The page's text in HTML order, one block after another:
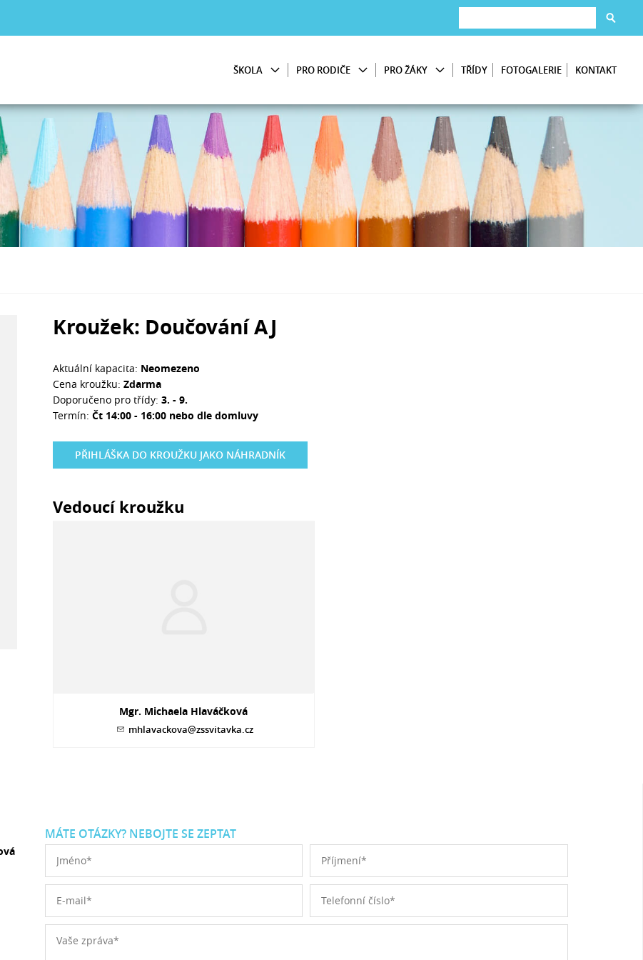
ŠKOLA PRO RODIČE PRO ŽÁKY TŘÍDY FOTOGALERIE KONTAKT
Kroužek: Doučování AJ
Aktuální kapacita: Neomezeno
Cena kroužku:Zdarma
Doporučeno pro třídy:3. - 9.
Termín:Čt 14:00 - 16:00 nebo dle domluvy
PŘIHLÁŠKA DO KROUŽKU JAKO NÁHRADNÍK
Vedoucí kroužku
Mgr. Michaela Hlaváčková
mhlavackova@zssvitavka.cz
MÁTE OTÁZKY? NEBOJTE SE ZEPTAT